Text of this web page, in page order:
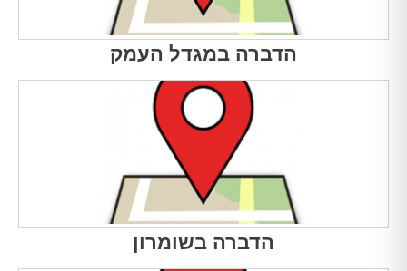
הדברה במגדל העמק
הדברה בשומרון